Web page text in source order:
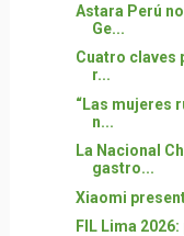
Astara Perú
Ge...
Cuatro claves
r...
“Las mujeres
n...
La Nacional
gastro...
Xiaomi
FIL Lima